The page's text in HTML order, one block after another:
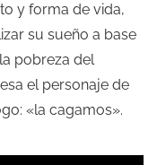
y forma de vida,
su sueño a base
pobreza del
el personaje de
«la cagamos».